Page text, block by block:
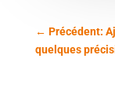
← Précédent:
quelques